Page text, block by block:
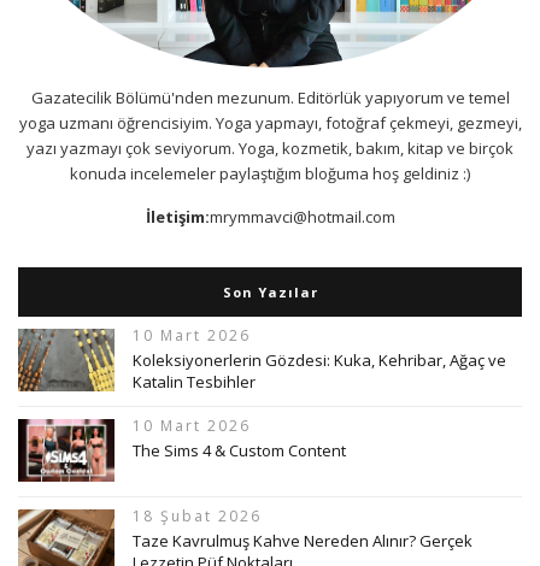
Gazatecilik Bölümü'nden mezunum. Editörlük yapıyorum ve temel
yoga uzmanı öğrencisiyim. Yoga yapmayı, fotoğraf çekmeyi, gezmeyi,
yazı yazmayı çok seviyorum. Yoga, kozmetik, bakım, kitap ve birçok
konuda incelemeler paylaştığım bloğuma hoş geldiniz :)
İletişim:mrymmavci@hotmail.com
Son Yazılar
10 Mart 2026
Koleksiyonerlerin Gözdesi: Kuka, Kehribar, Ağaç ve
Katalin Tesbihler
10 Mart 2026
The Sims 4 & Custom Content
18 Şubat 2026
Taze Kavrulmuş Kahve Nereden Alınır? Gerçek